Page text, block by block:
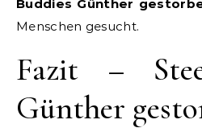
Buddies Günther
Menschen gesucht.
Fazit –
Günther